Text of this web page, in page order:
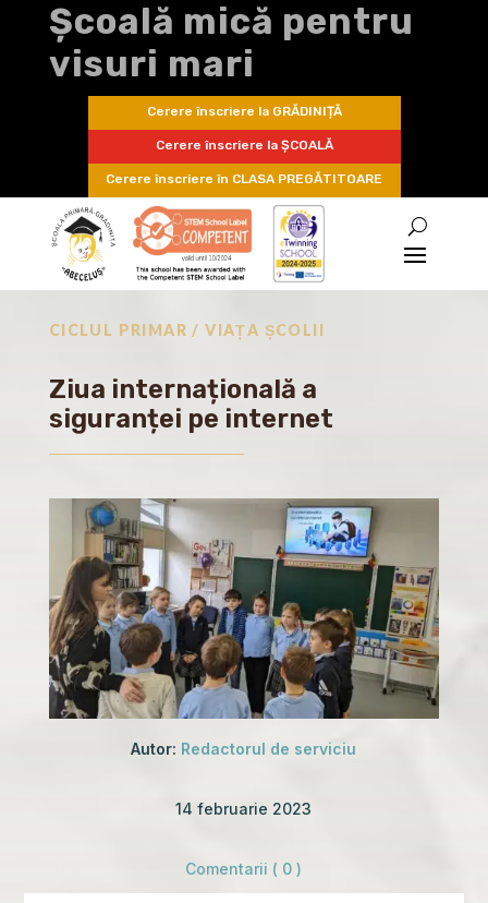
Școală mică pentru
visuri mari
Cerere înscriere la GRĂDINIȚĂ
Cerere înscriere la ȘCOALĂ
Cerere înscriere în CLASA PREGĂTITOARE
CICLUL PRIMAR / VIAȚA ȘCOLII
Ziua internațională a
siguranței pe internet
Autor: Redactorul de serviciu
14 februarie 2023
Comentarii ( 0 )